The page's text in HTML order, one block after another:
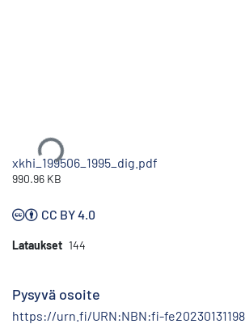
xkhi_199506_1995_dig.pdf
990.96 KB
CC BY 4.0
Lataukset 144
Pysyvä osoite
https://urn.fi/URN:NBN:fi-